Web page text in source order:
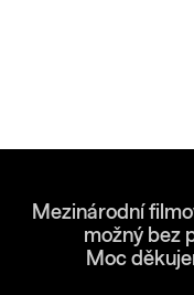
Mezinárodní
možný bez
Moc